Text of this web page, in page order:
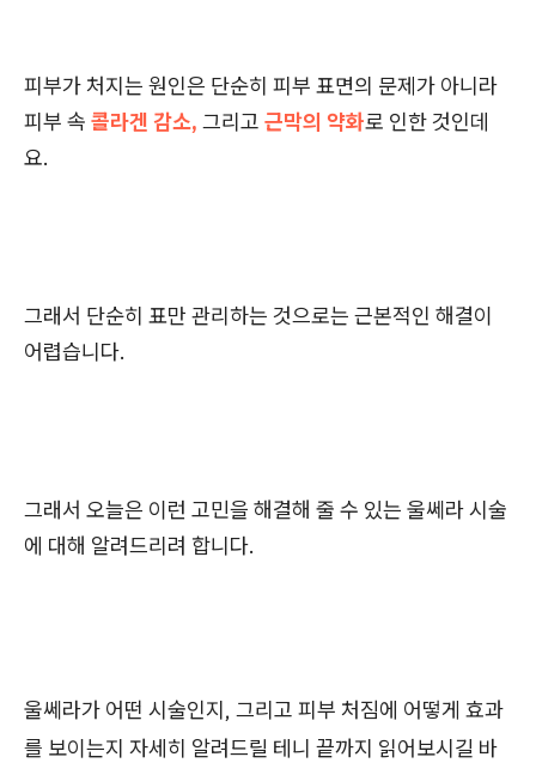
피부가 처지는 원인은 단순히 피부 표면의 문제가 아니라
피부 속 콜라겐 감소, 그리고 근막의 약화로 인한 것인데
요.
그래서 단순히 표만 관리하는 것으로는 근본적인 해결이
어렵습니다.
그래서 오늘은 이런 고민을 해결해 줄 수 있는 울쎄라 시술
에 대해 알려드리려 합니다.
울쎄라가 어떤 시술인지, 그리고 피부 처짐에 어떻게 효과
를 보이는지 자세히 알려드릴 테니 끝까지 읽어보시길 바